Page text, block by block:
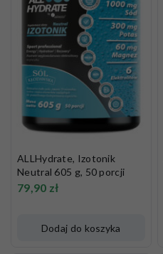
ALLHydrate, Izotonik
Neutral 605 g, 50 porcji
79,90 zł
Dodaj do koszyka